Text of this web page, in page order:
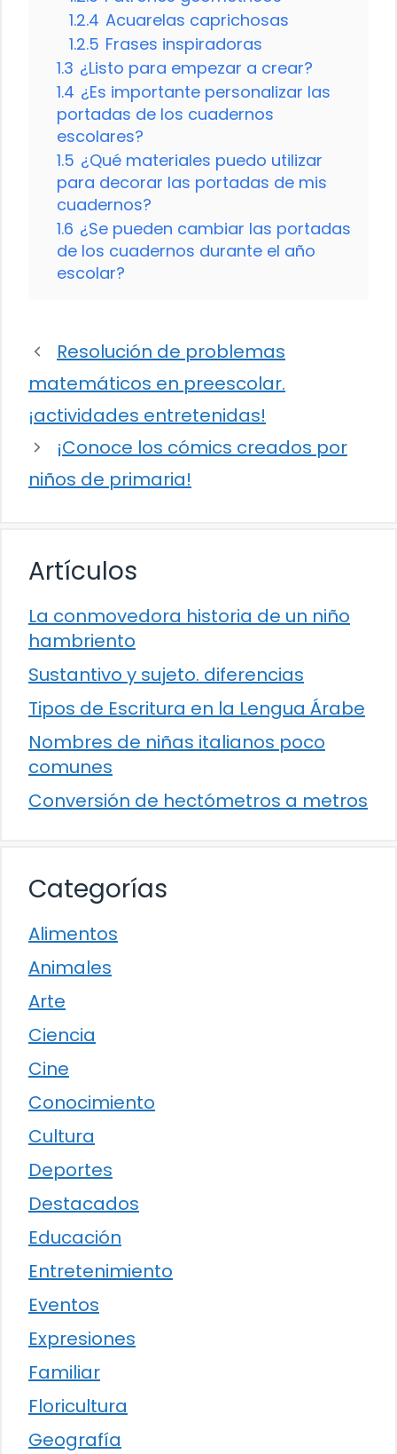
1.2.4 Acuarelas caprichosas
1.2.5 Frases inspiradoras
1.3 ¿Listo para empezar a crear?
1.4 ¿Es importante personalizar las
portadas de los cuadernos
escolares?
1.5 ¿Qué materiales puedo utilizar
para decorar las portadas de mis
cuadernos?
1.6 ¿Se pueden cambiar las portadas
de los cuadernos durante el año
escolar?
Resolución de problemas
matemáticos en preescolar.
¡actividades entretenidas!
¡Conoce los cómics creados por
niños de primaria!
Artículos
La conmovedora historia de un niño
hambriento
Sustantivo y sujeto. diferencias
Tipos de Escritura en la Lengua Árabe
Nombres de niñas italianos poco
comunes
Conversión de hectómetros a metros
Categorías
Alimentos
Animales
Arte
Ciencia
Cine
Conocimiento
Cultura
Deportes
Destacados
Educación
Entretenimiento
Eventos
Expresiones
Familiar
Floricultura
Geografía